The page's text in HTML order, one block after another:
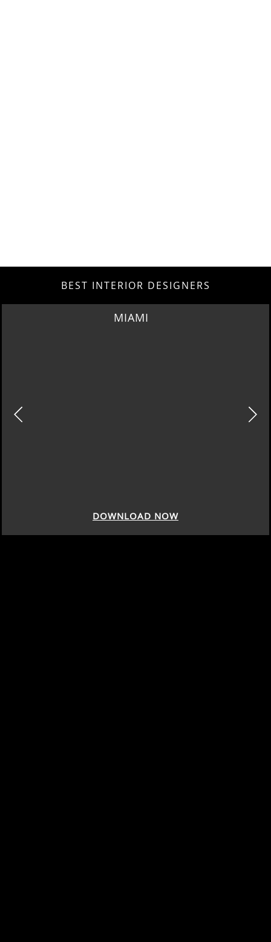
BEST INTERIOR DESIGNERS
MIAMI
DOWNLOAD NOW